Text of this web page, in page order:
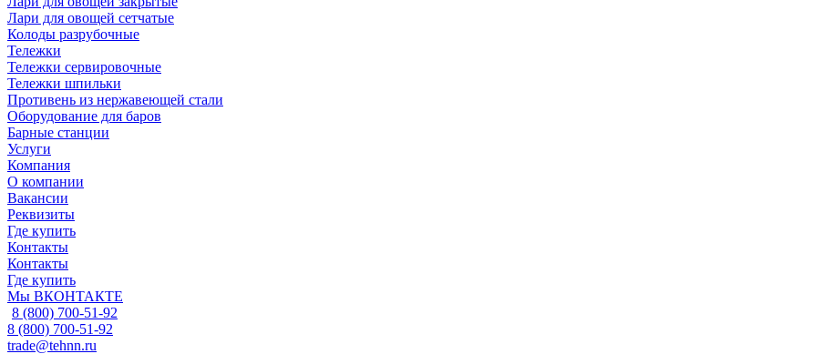
Лари для овощей сетчатые
Колоды разрубочные
Тележки
Тележки сервировочные
Тележки шпильки
Противень из нержавеющей стали
Оборудование для баров
Барные станции
Услуги
Компания
О компании
Вакансии
Реквизиты
Где купить
Контакты
Контакты
Где купить
Мы ВКОНТАКТЕ
8 (800) 700-51-92
8 (800) 700-51-92
trade@tehnn.ru